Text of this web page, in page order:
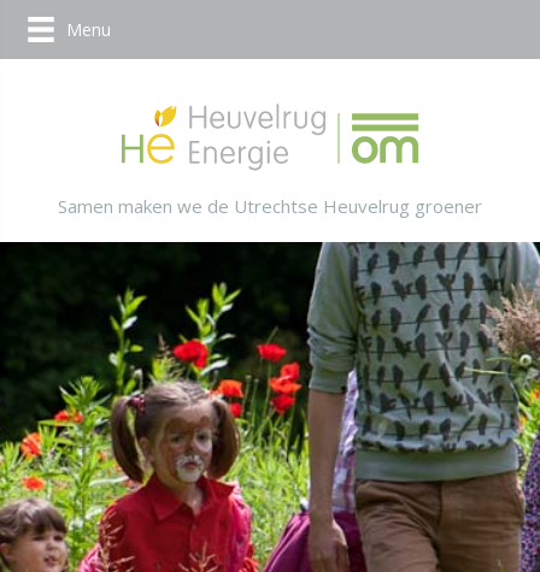
Menu
Samen maken we de Utrechtse Heuvelrug groener